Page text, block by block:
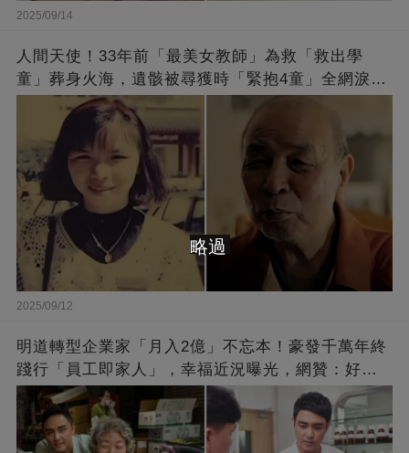
2025/09/14
人間天使！33年前「最美女教師」為救「救出學
童」葬身火海，遺骸被尋獲時「緊抱4童」全網淚
崩：真正的英雄不該被遺忘
2025/09/12
明道轉型企業家「月入2億」不忘本！豪發千萬年終
踐行「員工即家人」，幸福近況曝光，網贊：好老
闆的福報
略過